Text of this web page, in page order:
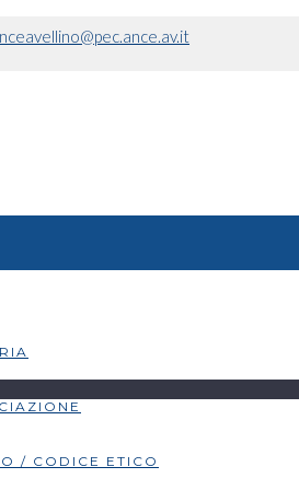
/ CODICE ETICO